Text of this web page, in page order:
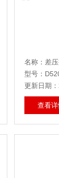
型号：
更新日期
查看